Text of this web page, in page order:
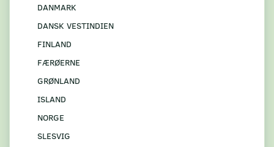
DANMARK
DANSK VESTINDIEN
FINLAND
FÆRØERNE
GRØNLAND
ISLAND
NORGE
SLESVIG